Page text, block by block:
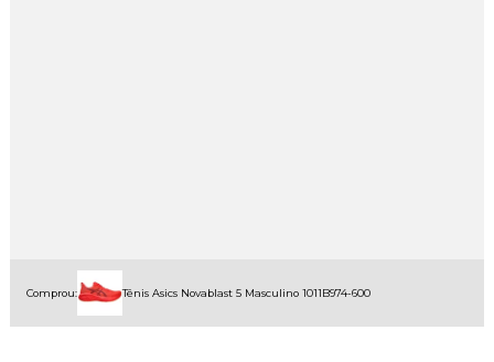
Comprou: Tênis Asics Novablast 5 Masculino 1011B974-600